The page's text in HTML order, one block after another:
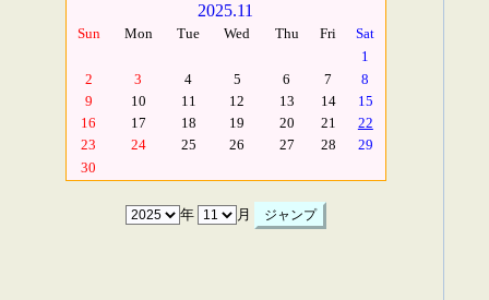
2025.11
Sun Mon Tue Wed Thu Fri
Sat
1
2
3 4 5 6 7
8
9
10 11 12 13 14
15
16
17 18 19 20 21
22
23
24 25 26 27 28
29
30
年 月